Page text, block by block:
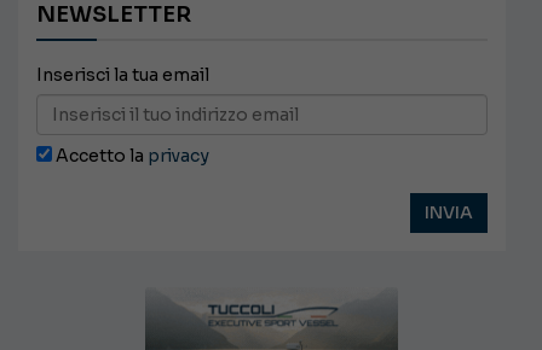
NEWSLETTER
Inserisci la tua email
Accetto la privacy